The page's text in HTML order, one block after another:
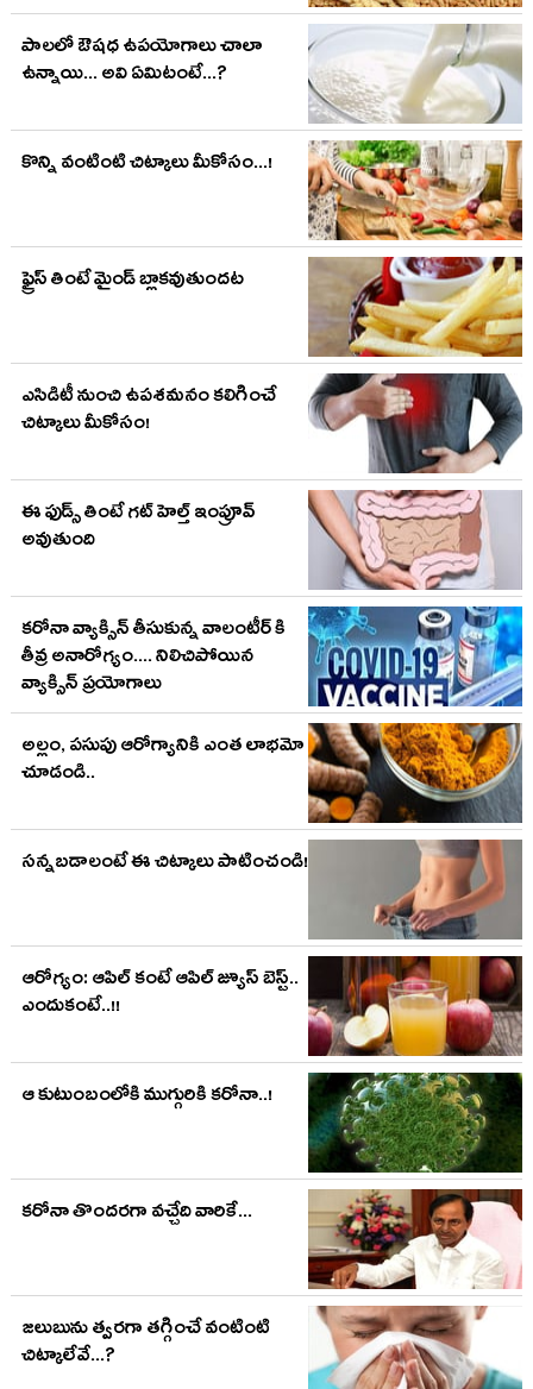
పాలలో ఔషధ ఉపయోగాలు చాలా
ఉన్నాయి... అవి ఏమిటంటే...?
కొన్ని వంటింటి చిట్కాలు మీకోసం...!
ఫ్రైస్ తింటే మైండ్ బ్లాకవుతుందట
ఎసిడిటీ నుంచి ఉపశమనం కలిగించే
చిట్కాలు మీకోసం!
ఈ ఫుడ్స్ తింటే గట్ హెల్త్ ఇంప్రూవ్
అవుతుంది
కరోనా వ్యాక్సిన్ తీసుకున్న వాలంటీర్ కి
తీవ్ర అనారోగ్యం.... నిలిచిపోయిన
వ్యాక్సిన్ ప్రయోగాలు
అల్లం, పసుపు ఆరోగ్యానికి ఎంత లాభమో
చూడండి..
సన్నబడాలంటే ఈ చిట్కాలు పాటించండి!
ఆరోగ్యం: ఆపిల్ కంటే ఆపిల్ జ్యూస్ బెస్ట్‌..
ఎందుకంటే..!!
ఆ కుటుంబంలోకి ముగ్గురికి క‌రోనా..!
క‌రోనా తొంద‌ర‌గా వ‌చ్చేది వారికే...
జలుబును త్వరగా తగ్గించే వంటింటి
చిట్కాలేవే...?